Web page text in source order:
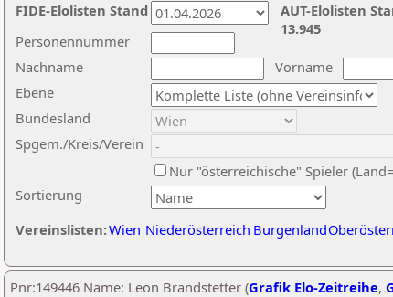
Nachname
Vorname
Ebene
Sortierung
Personennummer
Bundesland
Spgem./Kreis/Verein
Nur "österreichische" Spieler
Vereinslisten:Wien Niederösterreich Burgenland
AUT-Elolisten
13.945
FIDE-Elolisten Stand
Pnr:149446 Name: Leon Brandstetter (Grafik Elo-Zeitreihe,